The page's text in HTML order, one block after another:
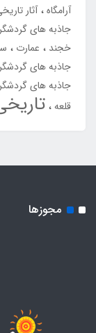
آرامگاه آثار
جاذبه های
خجند
عمارت
جاذبه های
جاذبه های
قلعه
مجوزها